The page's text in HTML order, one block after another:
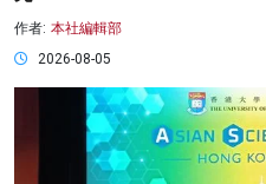
作者: 本社編輯部
2026-08-05